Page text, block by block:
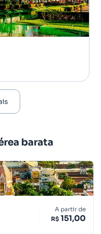
barata
A partir de
R$ 151,00